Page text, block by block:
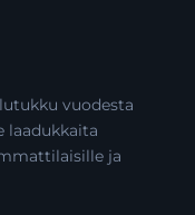
vuodesta
laadukkaita
ja